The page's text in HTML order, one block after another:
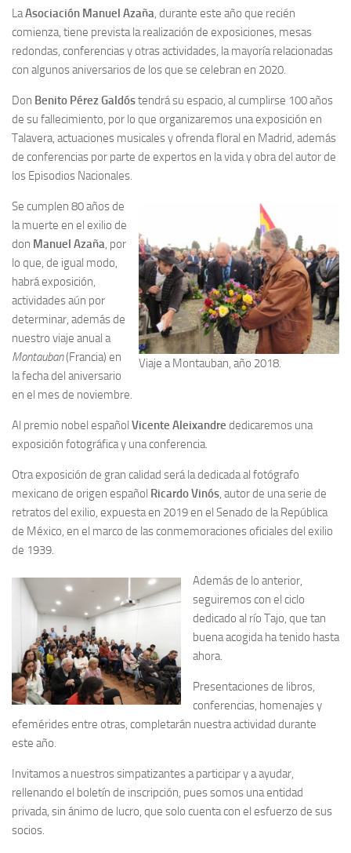
Memoria Histórica
Investigación previa de la represión en Talavera de la Reina (1937-
1947).
Informe Represión en Toledo 1936-1947 | Buscador
Informe de la fosa de abril de 1939 de Tembleque
Enciclopedia Republicana
Militantes históricos IR
Personajes republicanos
Izquierda Republicana. Agrupaciones y Militantes (1934-1939)
Izquierda Republicana. Navarra
Izquierda Republicana. Galicia
Textos esenciales del republicanismo
Archivo histórico
Biografía
Artículos sobre Manuel Azaña
Ochenta años sin Manuel Azaña
Catálogo Biblioteca
Catálogo Hemeroteca
Fondo Mario J. Bonilla
Biblioteca-Novedades
Publicaciones destacadas de nuestra hemeroteca
Noticias
LaAsociación Manuel Azaña, durante este año que recién
comienza, tiene prevista la realización de exposiciones, mesas
redondas, conferencias y otras actividades, la mayoría relacionadas
con algunos aniversarios de los que se celebran en 2020.
Don Benito Pérez Galdóstendrá su espacio, al cumplirse 100 años
de su fallecimiento, por lo que organizaremos una exposición en
Talavera, actuaciones musicales y ofrenda floral en Madrid, además
de conferencias por parte de expertos en la vida y obra del autor de
los Episodios Nacionales.
Viaje a Montauban, año 2018.
Se cumplen 80 años de
la muerte en el exilio de
don Manuel Azaña, por
lo que, de igual modo,
habrá exposición,
actividades aún por
determinar, además de
nuestro viaje anual a
Montauban(Francia) en
la fecha del aniversario
en el mes de noviembre.
Al premio nobel español Vicente Aleixandre dedicaremos una
exposición fotográfica y una conferencia.
Otra exposición de gran calidad será la dedicada al fotógrafo
mexicano de origen español Ricardo Vinós, autor de una serie de
retratos del exilio, expuesta en 2019 en el Senado de la República
de México, en el marco de las conmemoraciones oficiales del exilio
de 1939.
Además de lo anterior,
seguiremos con el ciclo
dedicado al río Tajo, que tan
buena acogida ha tenido hasta
ahora.
Presentaciones de libros,
conferencias, homenajes y
efemérides entre otras, completarán nuestra actividad durante
este año.
Invitamos a nuestros simpatizantes a participar y a ayudar,
rellenando el boletín de inscripción, pues somos una entidad
privada, sin ánimo de lucro, que solo cuenta con el esfuerzo de sus
socios.